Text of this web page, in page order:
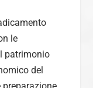
le
patrimonio
del